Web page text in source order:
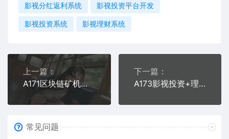
影视分红返利系统 影视投资平台开发
影视投资系统 影视理财系统
上一篇：
A171区块链矿机系统 | 云矿机平台 | 算力租赁
下一篇：
A173影视投资+理财众筹+余额宝分红积分商城一体化系统
常见问题